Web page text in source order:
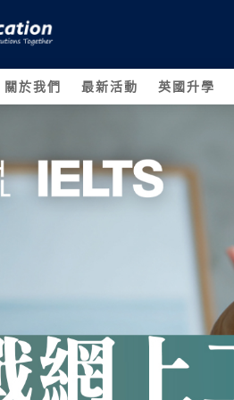
關於我們 最新活動 英國升學